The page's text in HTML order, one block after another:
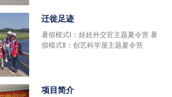
迁徙足迹
暑假模式Ⅰ：娃娃外交官主题夏令营 暑
假模式Ⅱ：创艺科学屋主题夏令营
项目简介